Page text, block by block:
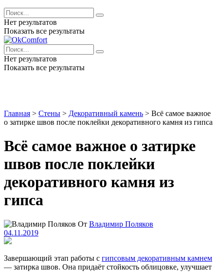
Нет результатов
Показать все результаты
Нет результатов
Показать все результаты
Главная > Стены > Декоративный камень > Всё самое важное
о затирке швов после поклейки декоративного камня из гипса
Всё самое важное о затирке
швов после поклейки
декоративного камня из
гипса
От Владимир Поляков
04.11.2019
Завершающий этап работы с гипсовым декоративным камнем
— затирка швов. Она придаёт стойкость облицовке, улучшает